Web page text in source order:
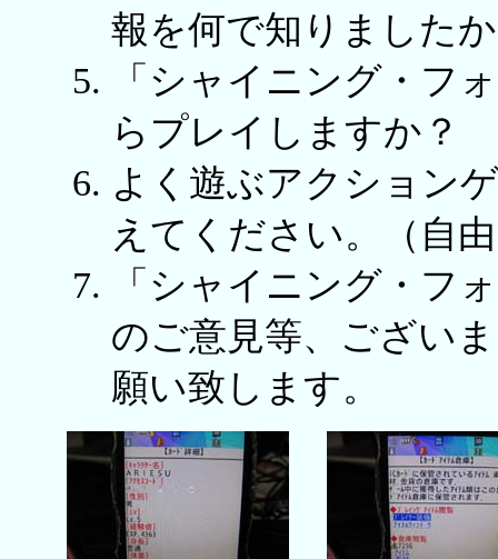
報を何で知りました
「シャイニング・フ
らプレイしますか？
よく遊ぶアクション
えてください。（自
「シャイニング・フ
のご意見等、ござい
願い致します。